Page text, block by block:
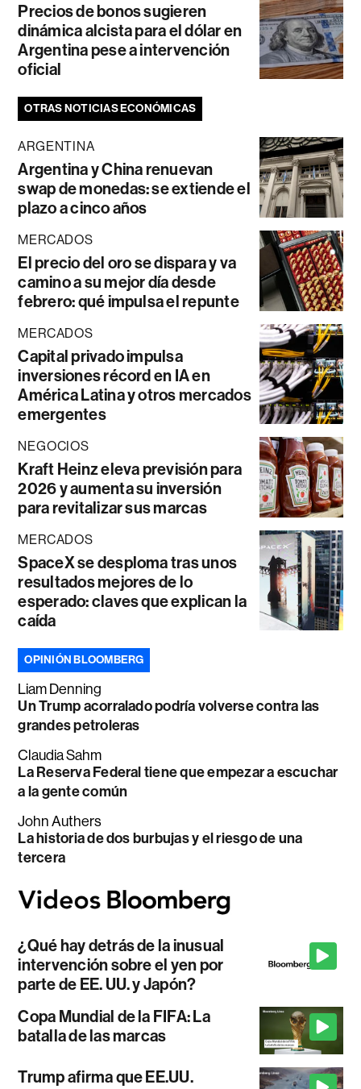
Precios de bonos sugieren
dinámica alcista para el dólar en
Argentina pese a intervención
oficial
OTRAS NOTICIAS ECONÓMICAS
ARGENTINA
Argentina y China renuevan
swap de monedas: se extiende el
plazo a cinco años
MERCADOS
El precio del oro se dispara y va
camino a su mejor día desde
febrero: qué impulsa el repunte
MERCADOS
Capital privado impulsa
inversiones récord en IA en
América Latina y otros mercados
emergentes
NEGOCIOS
Kraft Heinz eleva previsión para
2026 y aumenta su inversión
para revitalizar sus marcas
MERCADOS
SpaceX se desploma tras unos
resultados mejores de lo
esperado: claves que explican la
caída
OPINIÓN BLOOMBERG
Liam Denning
Un Trump acorralado podría volverse contra las
grandes petroleras
Claudia Sahm
La Reserva Federal tiene que empezar a escuchar
a la gente común
John Authers
La historia de dos burbujas y el riesgo de una
tercera
¿Qué hay detrás de la inusual
intervención sobre el yen por
parte de EE. UU. y Japón?
Copa Mundial de la FIFA: La
batalla de las marcas
Trump afirma que EE.UU.